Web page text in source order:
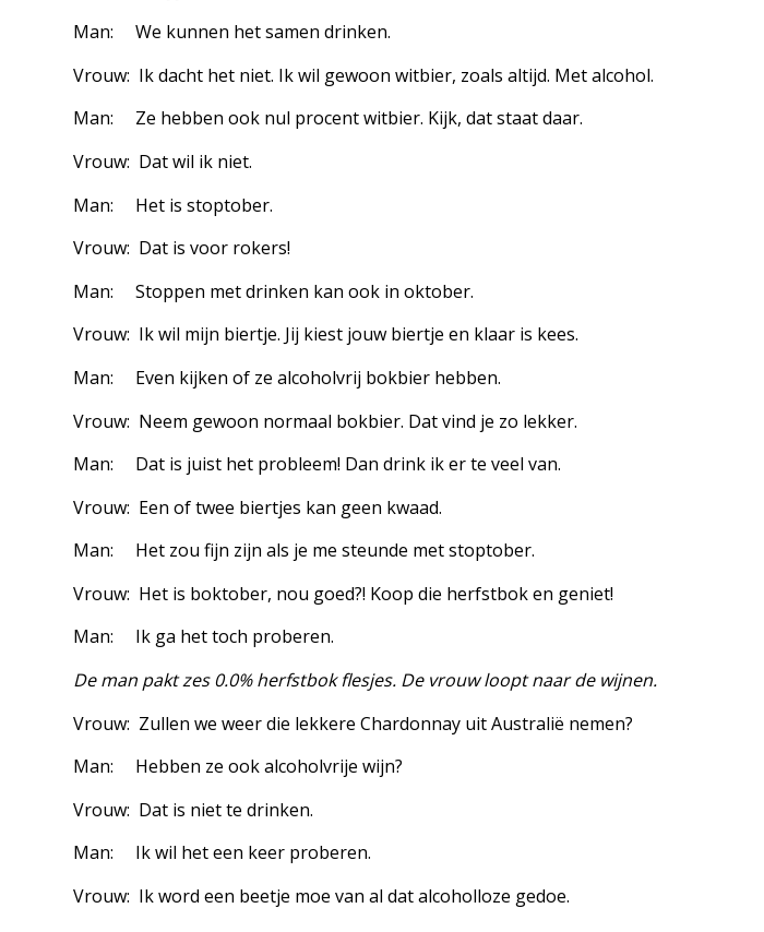
Man: We kunnen het samen drinken.
Vrouw: Ik dacht het niet. Ik wil gewoon witbier, zoals altijd. Met alcohol.
Man: Ze hebben ook nul procent witbier. Kijk, dat staat daar.
Vrouw: Dat wil ik niet.
Man: Het is stoptober.
Vrouw: Dat is voor rokers!
Man: Stoppen met drinken kan ook in oktober.
Vrouw: Ik wil mijn biertje. Jij kiest jouw biertje en klaar is kees.
Man: Even kijken of ze alcoholvrij bokbier hebben.
Vrouw: Neem gewoon normaal bokbier. Dat vind je zo lekker.
Man: Dat is juist het probleem! Dan drink ik er te veel van.
Vrouw: Een of twee biertjes kan geen kwaad.
Man: Het zou fijn zijn als je me steunde met stoptober.
Vrouw: Het is boktober, nou goed?! Koop die herfstbok en geniet!
Man: Ik ga het toch proberen.
De man pakt zes 0.0% herfstbok flesjes. De vrouw loopt naar de wijnen.
Vrouw: Zullen we weer die lekkere Chardonnay uit Australië nemen?
Man: Hebben ze ook alcoholvrije wijn?
Vrouw: Dat is niet te drinken.
Man: Ik wil het een keer proberen.
Vrouw: Ik word een beetje moe van al dat alcoholloze gedoe.